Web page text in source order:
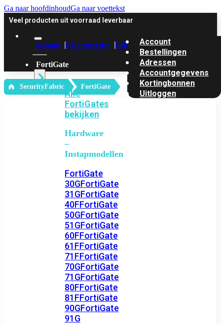
Ga naar hoofdinhoudGa naar voettekst
Veel producten uit voorraad leverbaar
Account Klantenservice Offerte
FortiGate
Alle
FortiGates
bekijken
Hardware
–
Instapmodellen
FortiGate
30GFortiGate
31GFortiGate
40FFortiGate
50GFortiGate
51GFortiGate
60FFortiGate
61FFortiGate
71FFortiGate
70GFortiGate
71GFortiGate
80FFortiGate
81FFortiGate
90GFortiGate
91G
Account
Bestellingen
Adressen
Accountgegevens
Kortingbonnen
Uitloggen
‎ SecurityFabric FortiGate